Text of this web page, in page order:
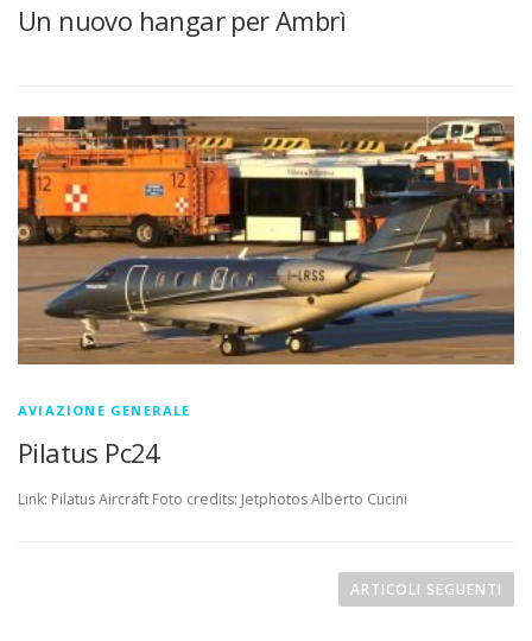
Un nuovo hangar per Ambrì
AVIAZIONE GENERALE
Pilatus Pc24
Link: Pilatus Aircraft Foto credits: Jetphotos Alberto Cucini
ARTICOLI SEGUENTI